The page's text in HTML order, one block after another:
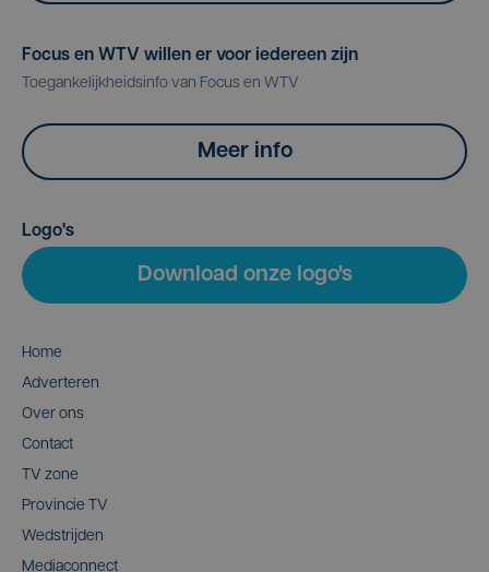
Focus en WTV willen er voor iedereen zijn
Toegankelijkheidsinfo van Focus en WTV
Meer info
Logo's
Download onze logo's
Home
Adverteren
Over ons
Contact
TV zone
Provincie TV
Wedstrijden
Mediaconnect